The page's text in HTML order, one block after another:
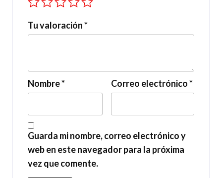
Tu valoración*
Nombre* Correo electrónico*
Guarda mi nombre, correo electrónico y
web en este navegador para la próxima
vez que comente.